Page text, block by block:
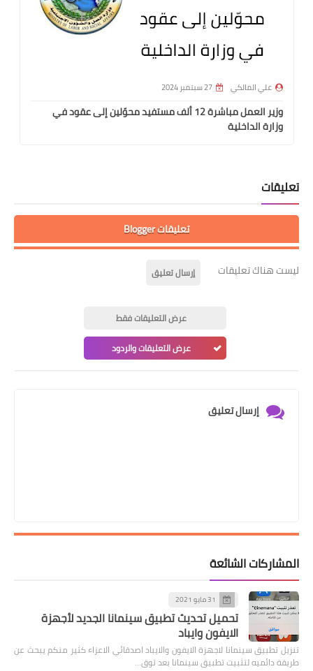
علي المالكي 27 سبتمبر 2024
وزير العمل مباشرة 12 ألف مستفيد محوّلين إلى عقود في
وزارة الداخلية
تعليقات
تعليقات Blogger
ليست هناك تعليقات إرسال تعليق
عرض التعليقات فقط
عرض التعليقات والردود
إرسال تعليق
المشاركات الشائعة
31 مايو 2021
تحميل تحديث تطبيق سينمانا الجديد لأجهزة
الايفون وايباد
تنزيل تطبيق سينمانا لاجهزة الايفون والايباد اصدقائي الاعزاء كثير منكم يبحث عن
طريقة دائميه لتثبيت تطبيق سينمانا بعد توق…